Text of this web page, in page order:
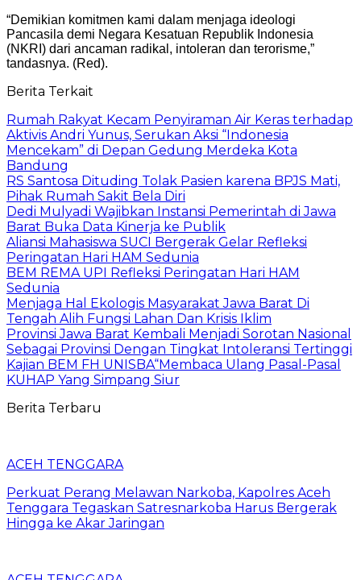
“Demikian komitmen kami dalam menjaga ideologi
Pancasila demi Negara Kesatuan Republik Indonesia
(NKRI) dari ancaman radikal, intoleran dan terorisme,”
tandasnya. (Red).
Berita Terkait
Rumah Rakyat Kecam Penyiraman Air Keras terhadap
Aktivis Andri Yunus, Serukan Aksi “Indonesia
Mencekam” di Depan Gedung Merdeka Kota
Bandung
RS Santosa Dituding Tolak Pasien karena BPJS Mati,
Pihak Rumah Sakit Bela Diri
Dedi Mulyadi Wajibkan Instansi Pemerintah di Jawa
Barat Buka Data Kinerja ke Publik
Aliansi Mahasiswa SUCI Bergerak Gelar Refleksi
Peringatan Hari HAM Sedunia
BEM REMA UPI Refleksi Peringatan Hari HAM
Sedunia
Menjaga Hal Ekologis Masyarakat Jawa Barat Di
Tengah Alih Fungsi Lahan Dan Krisis Iklim
Provinsi Jawa Barat Kembali Menjadi Sorotan Nasional
Sebagai Provinsi Dengan Tingkat Intoleransi Tertinggi
Kajian BEM FH UNISBA“Membaca Ulang Pasal-Pasal
KUHAP Yang Simpang Siur
Berita Terbaru
ACEH TENGGARA
Perkuat Perang Melawan Narkoba, Kapolres Aceh
Tenggara Tegaskan Satresnarkoba Harus Bergerak
Hingga ke Akar Jaringan